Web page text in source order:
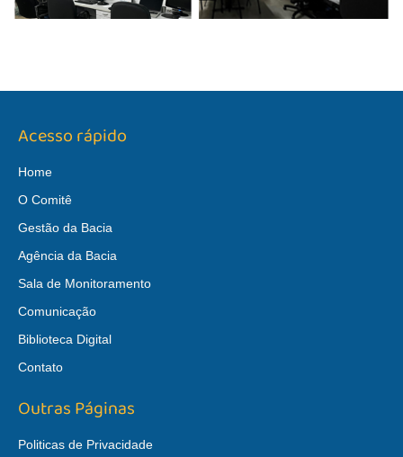
Acesso rápido
Home
O Comitê
Gestão da Bacia
Agência da Bacia
Sala de Monitoramento
Comunicação
Biblioteca Digital
Contato
Outras Páginas
Politicas de Privacidade